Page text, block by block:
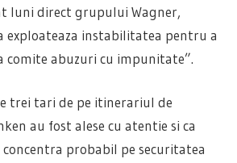
luni direct grupului Wagner,
exploateaza instabilitatea pentru a
comite abuzuri cu impunitate”.
trei tari de pe itinerariul de
au fost alese cu atentie si ca
concentra probabil pe securitatea